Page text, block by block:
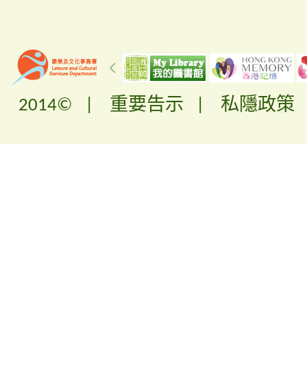
2014© | 重要告示 私隱政策